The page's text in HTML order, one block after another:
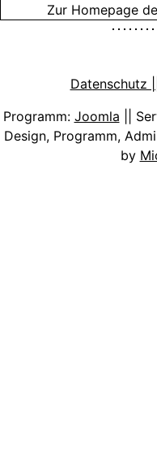
Datenschutz
Programm: Joomla ||
Design, Programm,
by